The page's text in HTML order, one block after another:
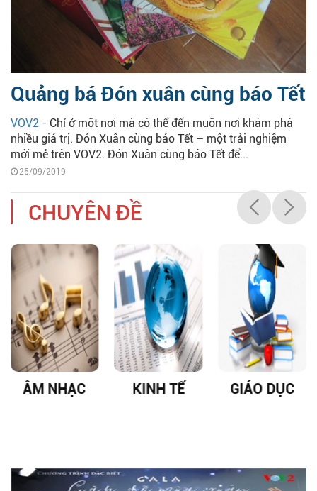
Quảng bá Đón xuân cùng báo Tết
VOV2 - Chỉ ở một nơi mà có thể đến muôn nơi khám phá
nhiều giá trị. Đón Xuân cùng báo Tết – một trải nghiệm
mới mẻ trên VOV2. Đón Xuân cùng báo Tết để...
25/09/2019
CHUYÊN ĐỀ
ÂM NHẠC KINH TẾ GIÁO DỤC